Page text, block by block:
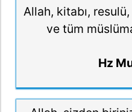
Allah, kitabı,
ve tüm
Hz